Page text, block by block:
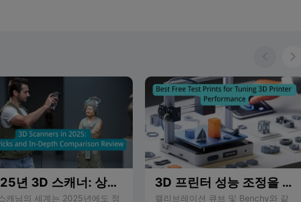
년 3D 스캐너: 상위
및 심층 비교 검토
캐닝의 세계는 2025년에도 정
3D 프린터 성능 조정을 위
한 최고의 무료 테스트 프
캘리브레이션 큐브 및 Benchy와 같
 